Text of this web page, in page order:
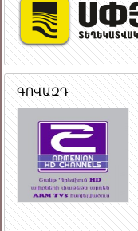
ԳՈՎԱԶԴ